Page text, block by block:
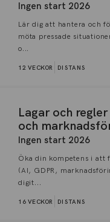
Ingen start 2026
Lär dig att hantera och
möta pressade
o...
12 VECKOR DISTANS
Lagar och
och
Ingen start 2026
Öka din kompetens i att
(AI, GDPR,
digit...
16 VECKOR DISTANS